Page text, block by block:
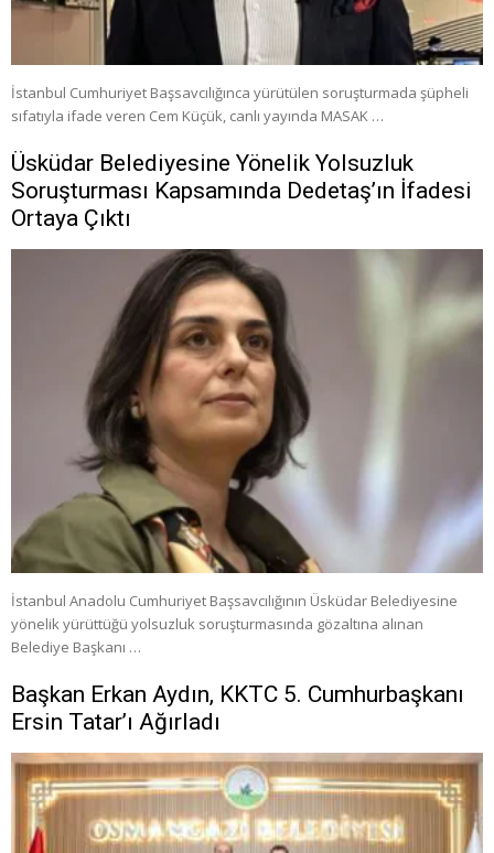
İstanbul Cumhuriyet Başsavcılığınca yürütülen soruşturmada şüpheli
sıfatıyla ifade veren Cem Küçük, canlı yayında MASAK …
Üsküdar Belediyesine Yönelik Yolsuzluk
Soruşturması Kapsamında Dedetaş’ın İfadesi
Ortaya Çıktı
İstanbul Anadolu Cumhuriyet Başsavcılığının Üsküdar Belediyesine
yönelik yürüttüğü yolsuzluk soruşturmasında gözaltına alınan
Belediye Başkanı …
Başkan Erkan Aydın, KKTC 5. Cumhurbaşkanı
Ersin Tatar’ı Ağırladı